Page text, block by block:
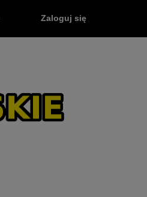
Zaloguj się